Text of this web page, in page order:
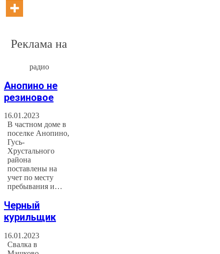
Реклама на
радио
Анопино не
резиновое
16.01.2023
В частном доме в
поселке Анопино,
Гусь-
Хрустального
района
поставлены на
учет по месту
пребывания и…
Черный
курильщик
16.01.2023
Свалка в